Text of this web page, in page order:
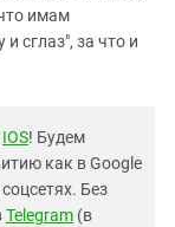
имам
сглаз", за что и
IOS! Будем
как в Google
Без
Telegram (в